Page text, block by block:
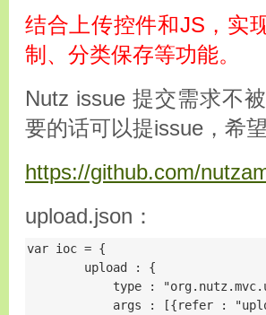
结合上传控件和JS，实
制、分类保存等功能。
Nutz issue 提交需求不
要的话可以提issue，希
https://github.com/
upload.json：
var ioc = {
        upload : {
type :
args : [{refer :